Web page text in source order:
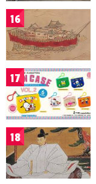
16
17
18